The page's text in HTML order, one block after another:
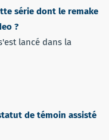
série dont le remake
?
lancé dans la
de témoin assisté